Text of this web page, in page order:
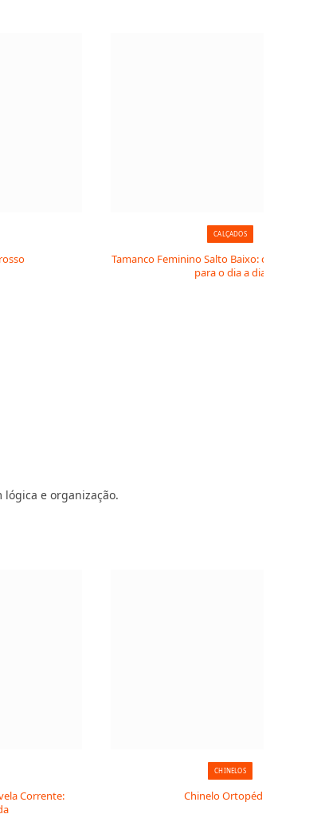
CALÇADOS
Tamanco Feminino Salto Baixo: conforto
para o dia a dia
e organização.
Corrente:
CHINELOS
Chinelo Ortopédico